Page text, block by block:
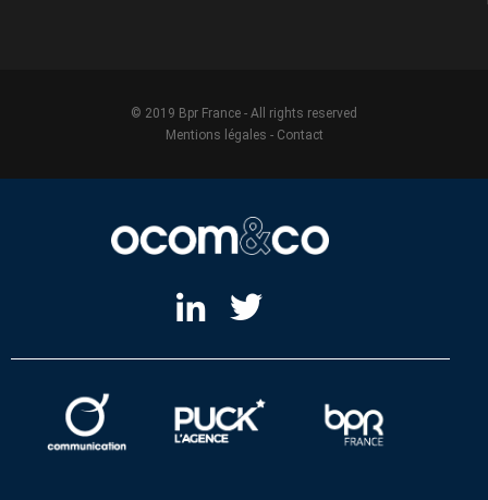
© 2019 Bpr France - All rights reserved
Mentions légales - Contact